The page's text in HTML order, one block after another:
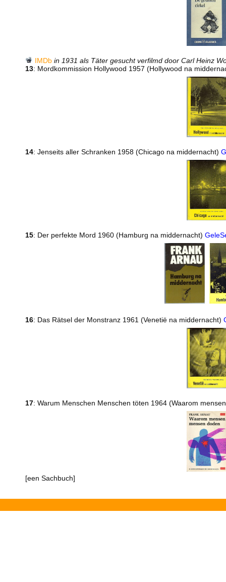
IMDb in 1931 als Täter gesucht verfilmd door Carl Heinz
13: Mordkommission Hollywood 1957 (Hollywood na
14: Jenseits aller Schranken 1958 (Chicago na middernacht)
15: Der perfekte Mord 1960 (Hamburg na middernacht)
16: Das Rätsel der Monstranz 1961 (Venetië na middernacht)
17: Warum Menschen Menschen töten 1964 (Waarom
[een Sachbuch]